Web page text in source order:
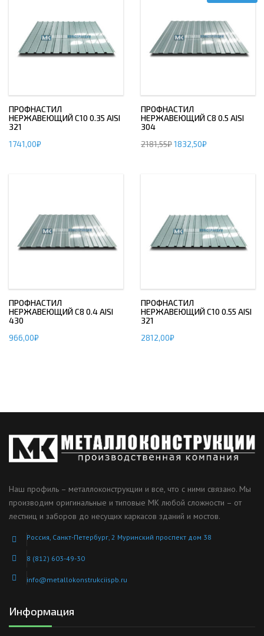
ПРОФНАСТИЛ
НЕРЖАВЕЮЩИЙ С10 0.35 AISI
321
1741,00₽
ПРОФНАСТИЛ
НЕРЖАВЕЮЩИЙ С8 0.5 AISI
304
2181,55₽1832,50₽
ПРОФНАСТИЛ
НЕРЖАВЕЮЩИЙ С8 0.4 AISI
430
966,00₽
ПРОФНАСТИЛ
НЕРЖАВЕЮЩИЙ С10 0.55 AISI
321
2812,00₽
Наш профиль – металлоконструкции и все, что с ними связано. Мы
производим оригинальные и типовые МК любой сложности – от
лестниц и заборов до несущих каркасов зданий и мостов.
Россия, Санкт-Петербург, 2 Муринский проспект дом 38
8 (812) 603-49-30
info@metallokonstrukciispb.ru
Информация